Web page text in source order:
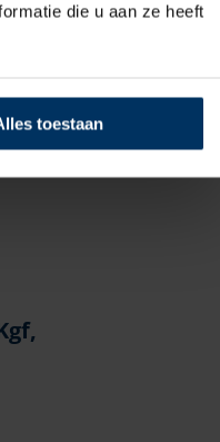
die u aan ze heeft
toestaan